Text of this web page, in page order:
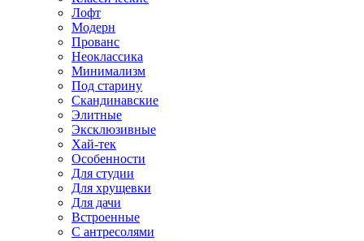
Лофт
Модерн
Прованс
Неоклассика
Минимализм
Под старину
Скандинавские
Элитные
Эксклюзивные
Хай-тек
Особенности
Для студии
Для хрущевки
Для дачи
Встроенные
С антресолями